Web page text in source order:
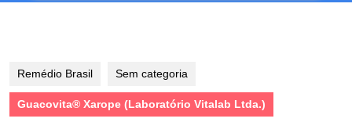
Remédio Brasil Sem categoria
Guacovita® Xarope (Laboratório Vitalab Ltda.)